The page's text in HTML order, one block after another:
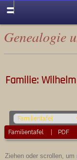
Genealogie
Familie:
Familientafel PDF
Ziehen oder scrollen, um